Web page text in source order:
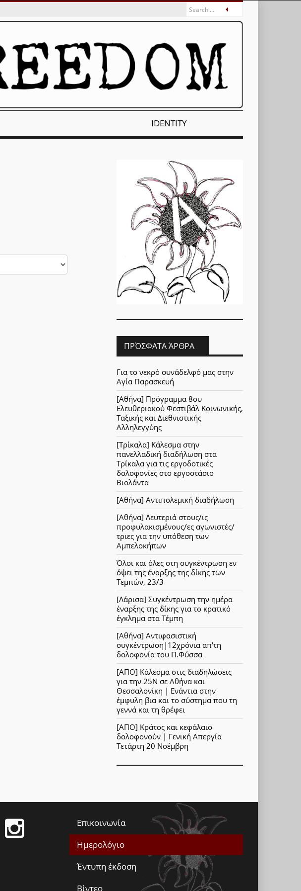
IDENTITY
ΠΡΌΣΦΑΤΑ ΆΡΘΡΑ
Για το νεκρό συνάδελφό μας στην
Αγία Παρασκευή
[Αθήνα] Πρόγραμμα 8ου
Ελευθεριακού Φεστιβάλ Κοινωνικής,
Ταξικής και Διεθνιστικής
Αλληλεγγύης
[Τρίκαλα] Κάλεσμα στην
πανελλαδική διαδήλωση στα
Τρίκαλα για τις εργοδοτικές
δολοφονίες στο εργοστάσιο
Βιολάντα
[Αθήνα] Αντιπολεμική διαδήλωση
[Αθήνα] Λευτεριά στους/ις
προφυλακισμένους/ες αγωνιστές/
τριες για την υπόθεση των
Αμπελοκήπων
Όλοι και όλες στη συγκέντρωση εν
όψει της έναρξης της δίκης των
Τεμπών, 23/3
[Λάρισα] Συγκέντρωση την ημέρα
έναρξης της δίκης για το κρατικό
έγκλημα στα Τέμπη
[Αθήνα] Αντιφασιστική
συγκέντρωση|12χρόνια απ'τη
δολοφονία του Π.Φύσσα
[ΑΠΟ] Κάλεσμα στις διαδηλώσεις
για την 25Ν σε Αθήνα και
Θεσσαλονίκη | Ενάντια στην
έμφυλη βια και το σύστημα που τη
γεννά και τη θρέφει
[ΑΠΟ] Κράτος και κεφάλαιο
δολοφονούν | Γενική Απεργία
Τετάρτη 20 Νοέμβρη
Επικοινωνία
Ημερολόγιο
Έντυπη έκδοση
Βίντεο